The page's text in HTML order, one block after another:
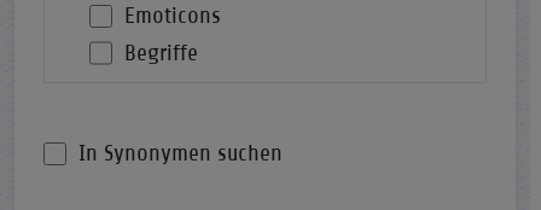
Emoticons
Begriffe
In Synonymen suchen